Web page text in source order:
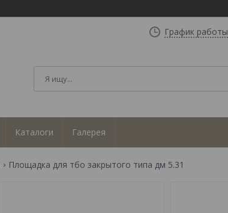
График работы
Каталоги Галерея
Площадка для тбо закрытого типа дм 5.31